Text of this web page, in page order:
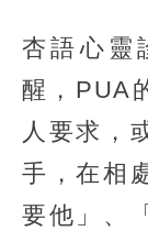
杏語心靈
醒，PUA
人要求，
手，在相
要他」、